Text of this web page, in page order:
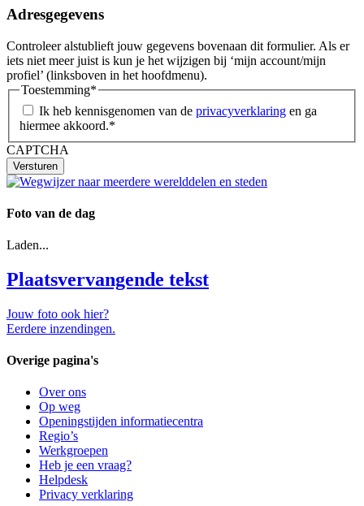
Adresgegevens
Controleer alstublieft jouw gegevens bovenaan dit formulier. Als er
iets niet meer juist is kun je het wijzigen bij ‘mijn account/mijn
profiel’ (linksboven in het hoofdmenu).
Toestemming*
Ik heb kennisgenomen van de privacyverklaring en ga
hiermee akkoord.*
CAPTCHA
Foto van de dag
Laden...
Plaatsvervangende tekst
Jouw foto ook hier?
Eerdere inzendingen.
Overige pagina's
Over ons
Op weg
Openingstijden informatiecentra
Regio’s
Werkgroepen
Heb je een vraag?
Helpdesk
Privacy verklaring